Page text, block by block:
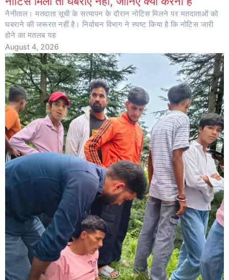
नैनीताल। मतदाता सूची के सत्यापन के दौरान नोटिस मिलने पर मतदाताओं को
घबराने की जरूरत नहीं है। निर्वाचन विभाग ने स्पष्ट किया है कि नोटिस जारी
होने का मतलब यह
August 4, 2026